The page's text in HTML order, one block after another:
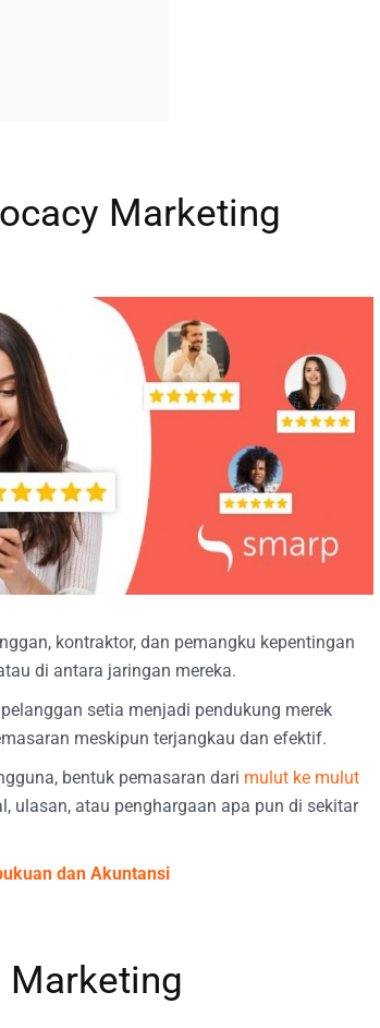
Marketing
kontraktor, dan pemangku kepentingan
di antara jaringan mereka.
setia menjadi pendukung merek
meskipun terjangkau dan efektif.
bentuk pemasaran dari mulut ke mulut
ulasan, atau penghargaan apa pun di sekitar
dan Akuntansi
Marketing